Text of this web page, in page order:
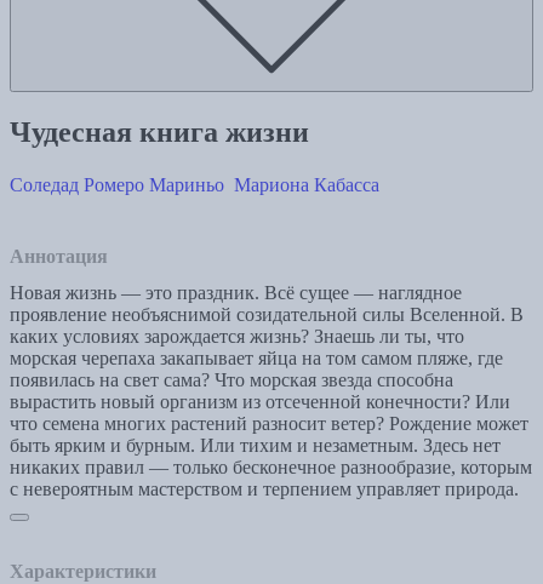
Чудесная книга жизни
Соледад Ромеро Мариньо Мариона Кабасса
Аннотация
Новая жизнь — это праздник. Всё сущее — наглядное
проявление необъяснимой созидательной силы Вселенной. В
каких условиях зарождается жизнь? Знаешь ли ты, что
морская черепаха закапывает яйца на том самом пляже, где
появилась на свет сама? Что морская звезда способна
вырастить новый организм из отсеченной конечности? Или
что семена многих растений разносит ветер? Рождение может
быть ярким и бурным. Или тихим и незаметным. Здесь нет
никаких правил — только бесконечное разнообразие, которым
с невероятным мастерством и терпением управляет природа.
Характеристики